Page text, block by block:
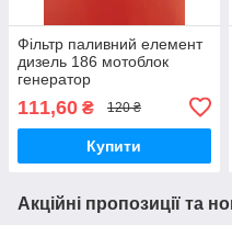
Фільтр паливний елемент
дизель 186 мотоблок
генератор
111,60 ₴ 120 ₴
Купити
Акційні пропозиції та